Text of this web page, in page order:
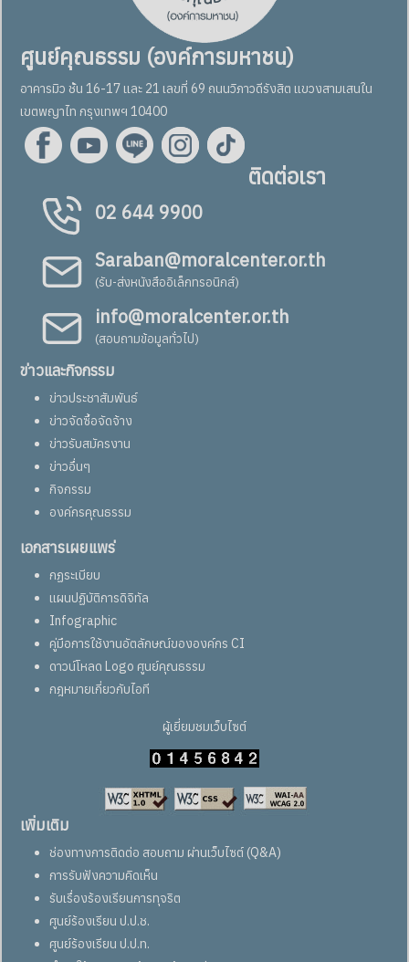
ศูนย์คุณธรรม (องค์การมหาชน)
อาคารมิว ชั้น 16-17 และ 21 เลขที่ 69 ถนนวิภาวดีรังสิต แขวงสามเสนใน
เขตพญาไท กรุงเทพฯ 10400
ติดต่อเรา
02 644 9900
Saraban@moralcenter.or.th
(รับ-ส่งหนังสืออิเล็กทรอนิกส์)
info@moralcenter.or.th
(สอบถามข้อมูลทั่วไป)
ข่าวและกิจกรรม
ข่าวประชาสัมพันธ์
ข่าวจัดซื้อจัดจ้าง
ข่าวรับสมัครงาน
ข่าวอื่นๆ
กิจกรรม
องค์กรคุณธรรม
เอกสารเผยแพร่
กฏระเบียบ
แผนปฏิบัติการดิจิทัล
Infographic
คู่มือการใช้งานอัตลักษณ์ขององค์กร CI
ดาวน์โหลด Logo ศูนย์คุณธรรม
กฎหมายเกี่ยวกับไอที
ผู้เยี่ยมชมเว็บไซต์
เพิ่มเติม
ช่องทางการติดต่อ สอบถาม ผ่านเว็บไซต์ (Q&A)
การรับฟังความคิดเห็น
รับเรื่องร้องเรียนการทุจริต
ศูนย์ร้องเรียน ป.ป.ช.
ศูนย์ร้องเรียน ป.ป.ท.